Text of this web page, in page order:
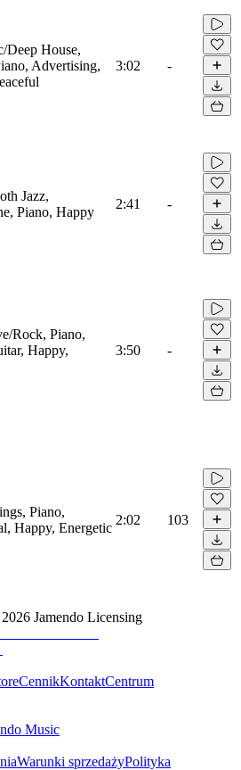
Deep House,
Advertising,
3:02 -
Jazz,
Piano, Happy
2:41 -
Rock, Piano,
Happy,
3:50 -
Piano,
Happy, Energetic
2:02 103
2026 Jamendo Licensing
CennikKontaktCentrum
Music
Warunki sprzedażyPolityka